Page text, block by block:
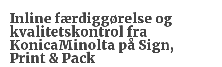
Inline færdiggørelse og
kvalitetskontrol fra
KonicaMinolta på Sign,
Print & Pack